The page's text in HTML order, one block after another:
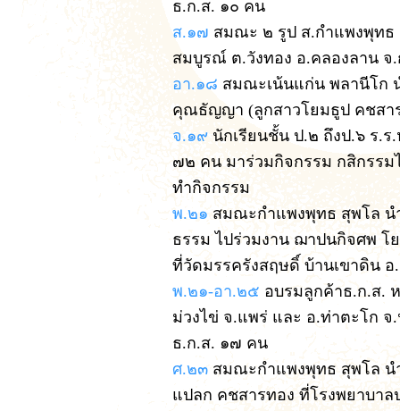
ธ.ก.ส. ๑๐ คน
ส.๑๗ สมณะ ๒ รูป ส.กำแพงพุทธ
สมบูรณ์ ต.วังทอง อ.คลองลาน จ.
อา.๑๘ สมณะเน้นแก่น พลานีโก
คุณธัญญา (ลูกสาวโยมธูป คชสา
จ.๑๙ นักเรียนชั้น ป.๒ ถึงป.๖ ร.
๗๒ คน มาร่วมกิจกรรม กสิกรร
ทำกิจกรรม
พ.๒๑ สมณะกำแพงพุทธ สุพโล
ธรรม ไปร่วมงาน ฌาปนกิจศพ
ที่วัดมรรครังสฤษดิ์ บ้านเขาดิน อ.
พ.๒๑-อา.๒๕ อบรมลูกค้าธ.ก.ส.
ม่วงไข่ จ.แพร่ และ อ.ท่าตะโก
ธ.ก.ส. ๑๗ คน
ศ.๒๓ สมณะกำแพงพุทธ สุพโล น
แปลก คชสารทอง ที่โรงพยาบาล